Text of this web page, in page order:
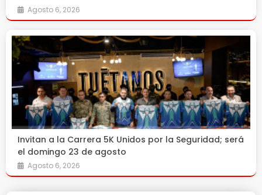
Agosto 6, 2026
Invitan a la Carrera 5K Unidos por la Seguridad; será
el domingo 23 de agosto
Agosto 6, 2026